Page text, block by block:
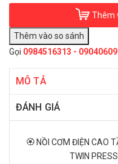
Thêm
Gọi 0984516313 -
MÔ TẢ
ĐÁNH GIÁ
🏵️ NỒI CƠM ĐIỆN CAO
TWIN